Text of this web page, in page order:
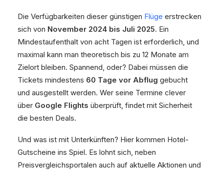
Die Verfügbarkeiten dieser günstigen Flüge erstrecken
sich von November 2024 bis Juli 2025. Ein
Mindestaufenthalt von acht Tagen ist erforderlich, und
maximal kann man theoretisch bis zu 12 Monate am
Zielort bleiben. Spannend, oder? Dabei müssen die
Tickets mindestens 60 Tage vor Abflug gebucht
und ausgestellt werden. Wer seine Termine clever
über Google Flights überprüft, findet mit Sicherheit
die besten Deals.
Und was ist mit Unterkünften? Hier kommen Hotel-
Gutscheine ins Spiel. Es lohnt sich, neben
Preisvergleichsportalen auch auf aktuelle Aktionen und